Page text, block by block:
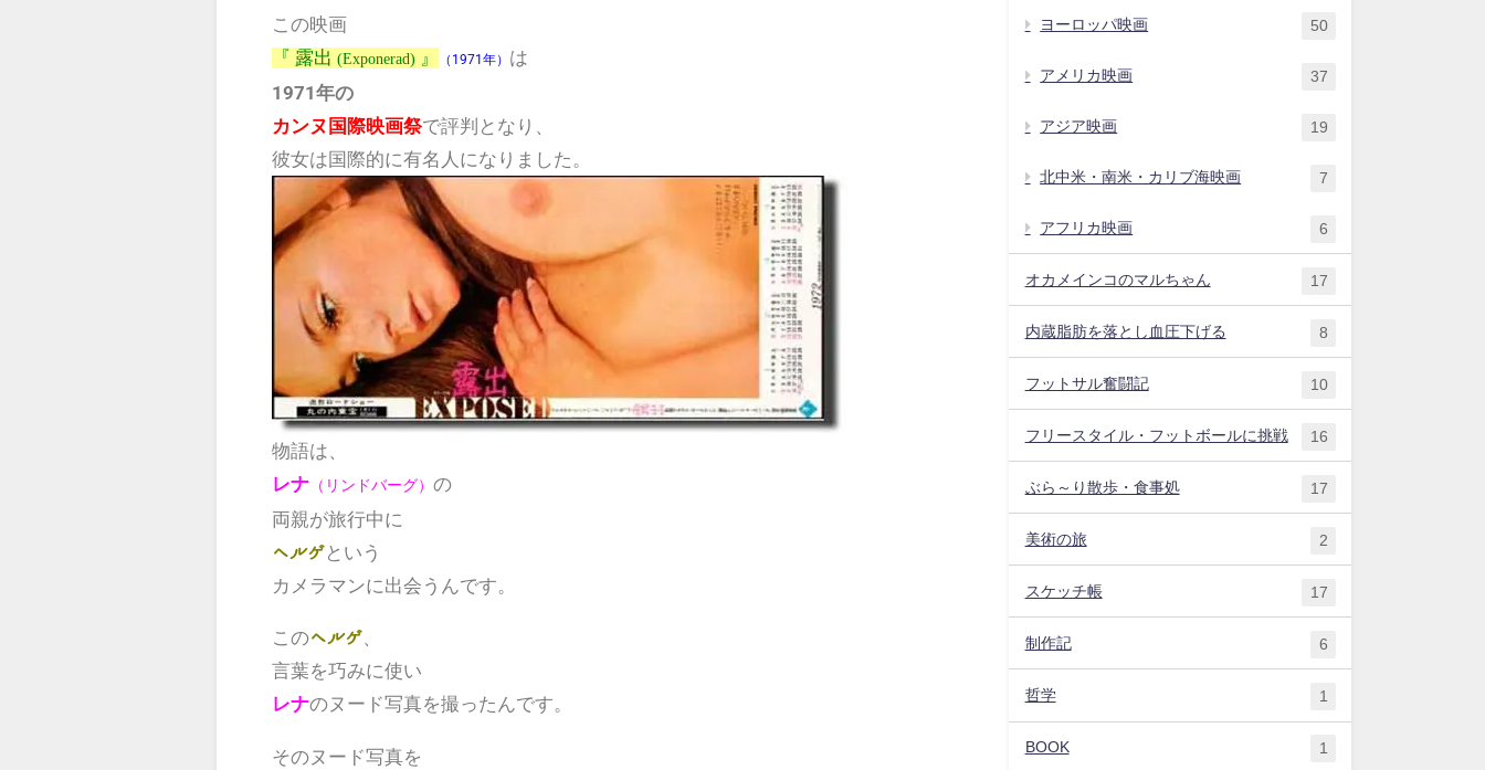
この映画
『 露出 (Exponerad) 』 （1971年） は
1971年の
カンヌ国際映画祭で評判となり、
彼女は国際的に有名人になりました。
物語は、
レナ（リンドバーグ） の
両親が旅行中に
ヘルゲという
カメラマンに出会うんです。
このヘルゲ、
言葉を巧みに使い
レナのヌード写真を撮ったんです。
そのヌード写真を
ヨーロッパ映画 50
アメリカ映画 37
アジア映画 19
北中米・南米・カリブ海映画 7
アフリカ映画 6
オカメインコのマルちゃん 17
内蔵脂肪を落とし血圧下げる 8
フットサル奮闘記 10
フリースタイル・フットボールに挑戦 16
ぶら～り散歩・食事処 17
美術の旅 2
スケッチ帳 17
制作記 6
哲学 1
BOOK 1